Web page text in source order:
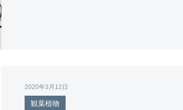
観葉植物
2020年3月12日